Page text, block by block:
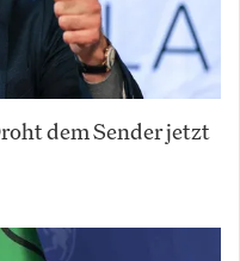
dem Sender jetzt